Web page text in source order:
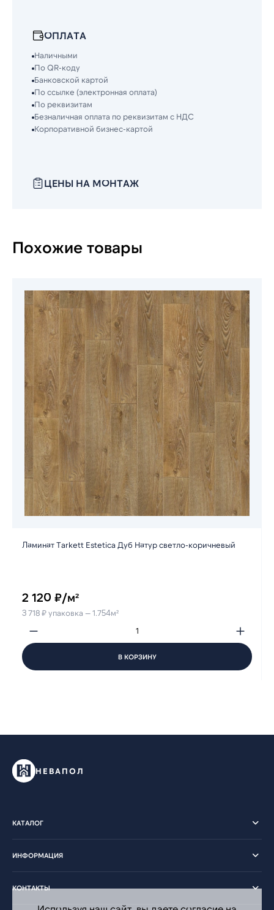
ОПЛАТА
Наличными
По QR-коду
Банковской картой
По ссылке (электронная оплата)
По реквизитам
Безналичная оплата по реквизитам с НДС
Корпоративной бизнес-картой
ЦЕНЫ НА МОНТАЖ
Похожие товары
Ламинат Tarkett Estetica Дуб Натур светло-коричневый
2 120 ₽/м²
3 718 ₽ упаковка — 1.754м²
В КОРЗИНУ
НЕВАПОЛ
КАТАЛОГ
ИНФОРМАЦИЯ
КОНТАКТЫ